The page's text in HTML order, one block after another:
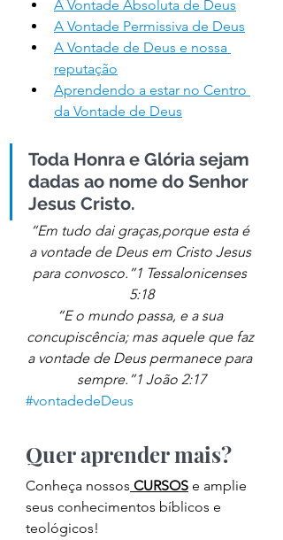
A Vontade Absoluta de Deus
A Vontade Permissiva de Deus
A Vontade de Deus e nossa
reputação
Aprendendo a estar no Centro
da Vontade de Deus
Toda Honra e Glória sejam
dadas ao nome do Senhor
Jesus Cristo.
“Em tudo dai graças,porque esta é
a vontade de Deus em Cristo Jesus
para convosco.”1 Tessalonicenses
5:18
“E o mundo passa, e a sua
concupiscência; mas aquele que faz
a vontade de Deus permanece para
sempre.”1 João 2:17
#vontadedeDeus
Quer aprender mais?
Conheça nossos CURSOS e amplie
seus conhecimentos bíblicos e
teológicos!